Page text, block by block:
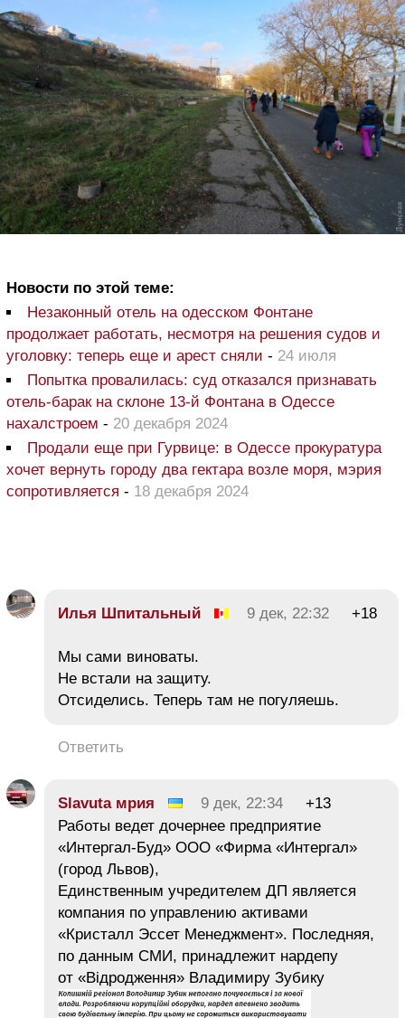
Новости по этой теме:
Незаконный отель на одесском Фонтане
продолжает работать, несмотря на решения судов и
уголовку: теперь еще и арест сняли - 24 июля
Попытка провалилась: суд отказался признавать
отель-барак на склоне 13-й Фонтана в Одессе
нахалстроем - 20 декабря 2024
Продали еще при Гурвице: в Одессе прокуратура
хочет вернуть городу два гектара возле моря, мэрия
сопротивляется - 18 декабря 2024
Илья Шпитальный 9 дек, 22:32 +18
Мы сами виноваты.
Не встали на защиту.
Отсиделись. Теперь там не погуляешь.
Ответить
Slavuta мрия 9 дек, 22:34
+13
Работы ведет дочернее предприятие
«Интергал-Буд» ООО «Фирма «Интергал»
(город Львов),
Единственным учредителем ДП является
компания по управлению активами
«Кристалл Эссет Менеджмент». Последняя,
по данным СМИ, принадлежит нардепу
от «Відродження» Владимиру Зубику